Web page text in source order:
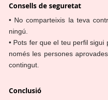
Consells de seguretat
• No comparteixis la teva
ningú.
• Pots fer que el teu perfil sigui
només les persones
contingut.
Conclusió